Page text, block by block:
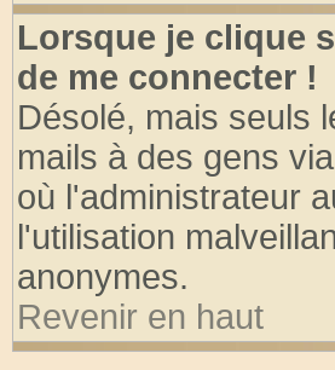
Lorsque je clique
de me connecter !
Désolé, mais seuls
mails à des gens
où l'administrateur
l'utilisation
anonymes.
Revenir en haut